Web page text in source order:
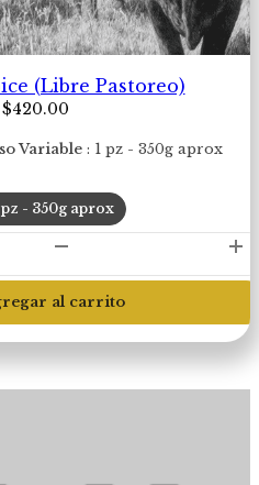
(Libre Pastoreo)
$420.00
Variable 1 pz - 350g aprox
pz - 350g aprox
al carrito